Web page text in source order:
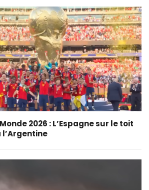
2026 : L’Espagne sur le toit